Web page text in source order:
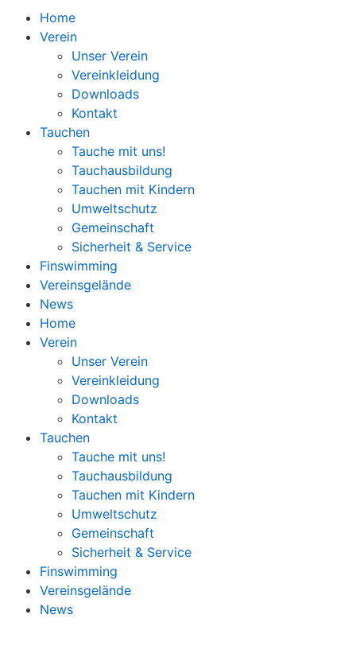
Home
Verein
Unser Verein
Vereinkleidung
Downloads
Kontakt
Tauchen
Tauche mit uns!
Tauchausbildung
Tauchen mit Kindern
Umweltschutz
Gemeinschaft
Sicherheit & Service
Finswimming
Vereinsgelände
News
Home
Verein
Unser Verein
Vereinkleidung
Downloads
Kontakt
Tauchen
Tauche mit uns!
Tauchausbildung
Tauchen mit Kindern
Umweltschutz
Gemeinschaft
Sicherheit & Service
Finswimming
Vereinsgelände
News